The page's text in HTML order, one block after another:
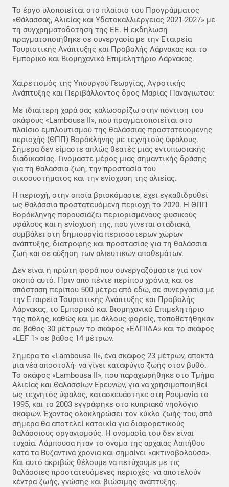
Το έργο υλοποιείται στο πλαίσιο του Προγράμματος
«Θάλασσας, Αλιείας και Υδατοκαλλιέργειας 2021-2027» με
τη συγχρηματοδότηση της ΕΕ. Η εκδήλωση
πραγματοποιήθηκε σε συνεργασία με την Εταιρεία
Τουριστικής Ανάπτυξης και Προβολής Λάρνακας και το
Εμπορικό και Βιομηχανικό Επιμελητήριο Λάρνακας.
Χαιρετισμός της Υπουργού Γεωργίας, Αγροτικής
Ανάπτυξης και Περιβάλλοντος δρος Μαρίας Παναγιώτου:
Με ιδιαίτερη χαρά σας καλωσορίζω στην πόντιση του
σκάφους «Lambousa II», που πραγματοποιείται στο
πλαίσιο εμπλουτισμού της θαλάσσιας προστατευόμενης
περιοχής (ΘΠΠ) Βορόκληνης με τεχνητούς ύφαλους.
Σήμερα δεν είμαστε απλώς θεατές μιας εντυπωσιακής
διαδικασίας. Γινόμαστε μέρος μιας σημαντικής δράσης
για τη θαλάσσια ζωή, την προστασία του
οικοσυστήματος και την ενίσχυση της αλιείας.
Η περιοχή, στην οποία βρισκόμαστε, έχει εγκαθιδρυθεί
ως θαλάσσια προστατευόμενη περιοχή το 2020. Η ΘΠΠ
Βορόκληνης παρουσιάζει περιορισμένους φυσικούς
υφάλους και η ενίσχυσή της, που γίνεται σταδιακά,
συμβάλει στη δημιουργία περισσότερων χώρων
ανάπτυξης, διατροφής και προστασίας για τη θαλάσσια
ζωή και σε αύξηση των αλιευτικών αποθεμάτων.
Δεν είναι η πρώτη φορά που συνεργαζόμαστε για τον
σκοπό αυτό. Πριν από πέντε περίπου χρόνια, και σε
απόσταση περίπου 500 μέτρα από εδώ, σε συνεργασία με
την Εταιρεία Τουριστικής Ανάπτυξης και Προβολής
Λάρνακας, το Εμπορικό και Βιομηχανικό Επιμελητήριο
της πόλης, καθώς και με άλλους φορείς, τοποθετήθηκαν
σε βάθος 30 μέτρων το σκάφος «ΕΛΠΙΔΑ» και το σκάφος
«LEF 1» σε βάθος 14 μέτρων.
Σήμερα το «Lambousa II», ένα σκάφος 23 μέτρων, αποκτά
μια νέα αποστολή· να γίνει καταφύγιο ζωής στον βυθό.
Το σκάφος «Lambousa II», που παραχωρήθηκε στο Τμήμα
Αλιείας και Θαλασσίων Ερευνών, για να χρησιμοποιηθεί
ως τεχνητός ύφαλος, κατασκευάστηκε στη Ρουμανία το
1995, και το 2003 εγγράφηκε στο κυπριακό νηολόγιο
σκαφών. Έχοντας ολοκληρώσει τον κύκλο ζωής του, από
σήμερα θα αποτελεί κατοικία για διαφορετικούς
θαλάσσιους οργανισμούς. Η ονομασία του δεν είναι
τυχαία. Λάμπουσα ήταν το όνομα της αρχαίας Λαπήθου
κατά τα Βυζαντινά χρόνια και σημαίνει «ακτινοβολούσα».
Και αυτό ακριβώς θέλουμε να πετύχουμε με τις
θαλάσσιες προστατευόμενες περιοχές· να αποτελούν
κέντρα ζωής, γνώσης και βιώσιμης ανάπτυξης.